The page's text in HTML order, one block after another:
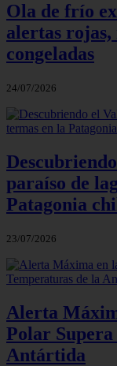
Ola de frío
alertas rojas,
congeladas
24/07/2026
paraíso de
Patagonia
23/07/2026
Alerta
Polar
Antártida